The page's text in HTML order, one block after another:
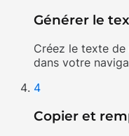
Générer le
Créez le texte
dans votre
4
Copier et